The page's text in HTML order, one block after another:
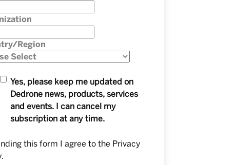
Region
Yes, please keep me updated on
Dedrone news, products, services
and events. I can cancel my
subscription at any time.
this form I agree to the Privacy
.